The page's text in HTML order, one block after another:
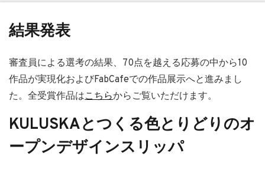
結果発表
審査員による選考の結果、70点を越える応募の中から10
作品が実現化およびFabCafeでの作品展示へと進みまし
た。全受賞作品はこちらからご覧いただけます。
KULUSKAとつくる色とりどりのオ
ープンデザインスリッパ